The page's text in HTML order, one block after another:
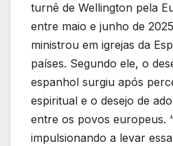
turnê de Wellington pela
entre maio e junho de
ministrou em igrejas da
países. Segundo ele, o
espanhol surgiu após
espiritual e o desejo de
entre os povos europeus.
impulsionando a levar